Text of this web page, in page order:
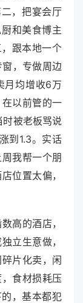
，把宴会厅
和美食博主
跟本地一个
，专做周边
月均增收6万
以前管的一
时被老板骂说
到1.3。实话
我帮一个朋
位置太偏，
高的酒店，
立生意做，
片化卖，闲
食材损耗压
，基本都犯